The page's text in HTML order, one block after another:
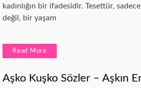
kadınlığın bir ifadesidir. Tesettür,
değil, bir yaşam
Read More
Aşko Kuşko Sözler – Aşkın